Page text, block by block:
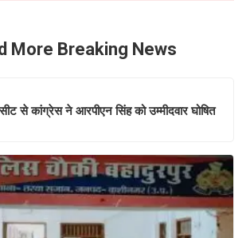
More Breaking News
से कांग्रेस ने आरपीएन सिंह को उम्मीदवार घोषित